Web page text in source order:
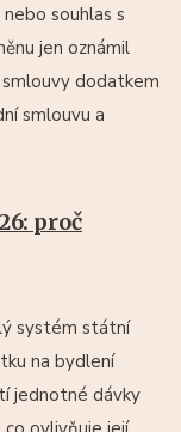
souhlas s
jen oznámil
smlouvy dodatkem
smlouvu a
proč
systém státní
na bydlení
jednotné dávky